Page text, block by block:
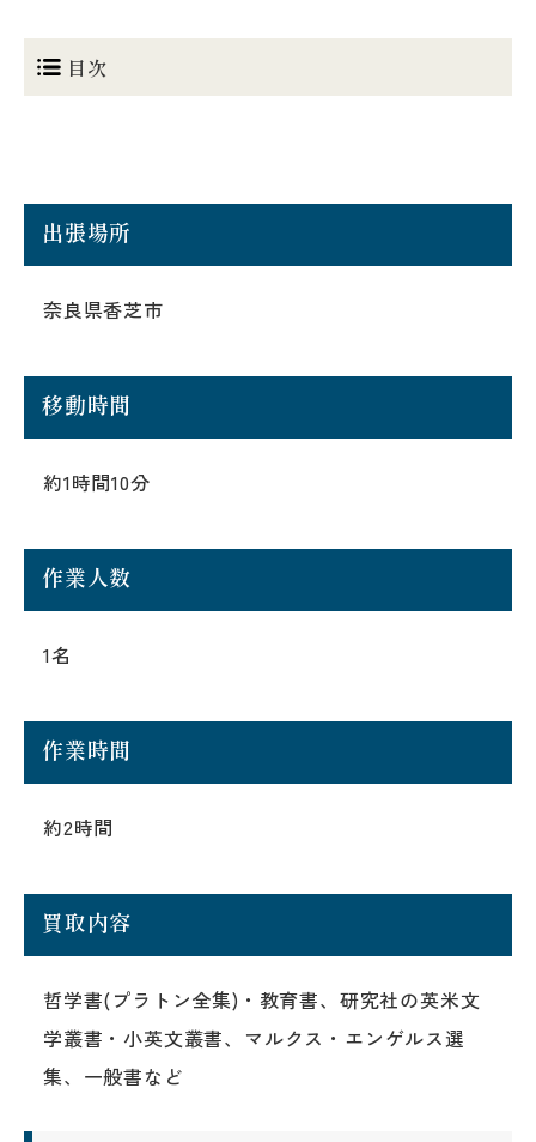
目次
出張場所
奈良県香芝市
移動時間
約1時間10分
作業人数
1名
作業時間
約2時間
買取内容
哲学書(プラトン全集)・教育書、研究社の英米文
学叢書・小英文叢書、マルクス・エンゲルス選
集、一般書など